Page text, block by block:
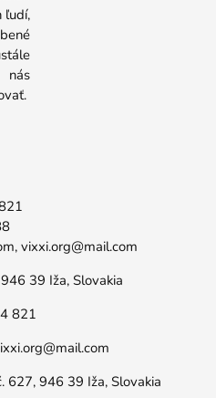
ľudí,
vixxi.org@mail.com
39 Iža, Slovakia
821
627, 946 39 Iža, Slovakia